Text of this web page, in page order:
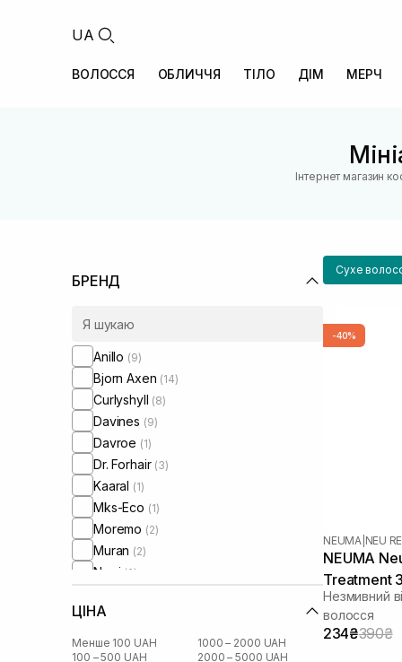
UA
ВОЛОССЯ ОБЛИЧЧЯ ТІЛО ДІМ МЕРЧ
Інтернет магазин
БРЕНД
Anillo (9)
Bjorn Axen (14)
Curlyshyll (8)
Davines (9)
Davroe (1)
Dr. Forhair (3)
Kaaral (1)
Mks-Eco (1)
Moremo (2)
Muran (2)
Neqi (2)
Newsha
Oliere Paris
Oribe(5)
ЦІНА
Менше 100 UAH
100 – 500 UAH
1000 – 2000 UAH
2000 – 5000 UAH
Сухе
-40%
NEUMA NEU
NEUMA
Treatment
Незмивний
волосся
234₴390₴